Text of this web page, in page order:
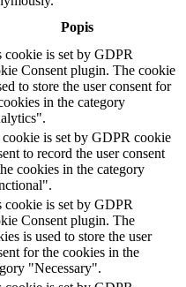
Popis
cookie is set by GDPR
Consent plugin. The cookie
to store the user consent for
in the category
is set by GDPR cookie
to record the user consent
cookies in the category
cookie is set by GDPR
Consent plugin. The
is used to store the user
for the cookies in the
"Necessary".